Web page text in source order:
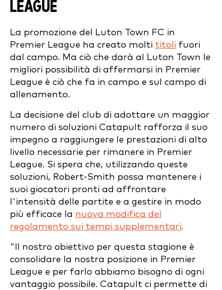
LEAGUE
La promozione del Luton Town FC in
Premier League ha creato molti titoli fuori
dal campo. Ma ciò che darà al Luton Town le
migliori possibilità di affermarsi in Premier
League è ciò che fa in campo e sul campo di
allenamento.
La decisione del club di adottare un maggior
numero di soluzioni Catapult rafforza il suo
impegno a raggiungere le prestazioni di alto
livello necessarie per rimanere in Premier
League. Si spera che, utilizzando queste
soluzioni, Robert-Smith possa mantenere i
suoi giocatori pronti ad affrontare
l'intensità delle partite e a gestire in modo
più efficace la nuova modifica del
regolamento sui tempi supplementari.
"Il nostro obiettivo per questa stagione è
consolidare la nostra posizione in Premier
League e per farlo abbiamo bisogno di ogni
vantaggio possibile. Catapult ci permette di